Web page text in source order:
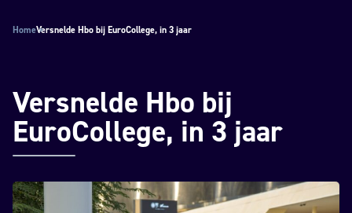
HomeVersnelde Hbo bij EuroCollege, in 3 jaar
Versnelde Hbo bij
EuroCollege, in 3 jaar